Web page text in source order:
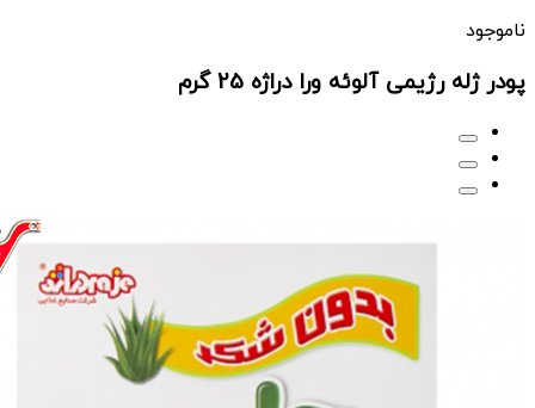
ناموجود
پودر ژله رژیمی آلوئه ورا دراژه 25 گرم